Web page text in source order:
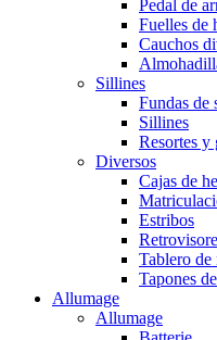
Pedal de
Fuelles de
Cauchos
Sillines
Fundas de
Sillines
Resortes y
Diversos
Cajas de
Estribos
Tablero de
Tapones
Allumage
Allumage